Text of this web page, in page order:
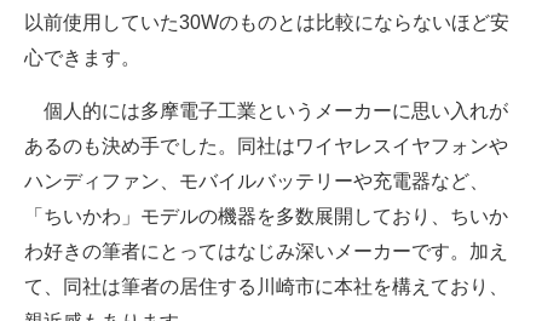
以前使用していた30Wのものとは比較にならないほど安
心できます。
個人的には多摩電子工業というメーカーに思い入れが
あるのも決め手でした。同社はワイヤレスイヤフォンや
ハンディファン、モバイルバッテリーや充電器など、
「ちいかわ」モデルの機器を多数展開しており、ちいか
わ好きの筆者にとってはなじみ深いメーカーです。加え
て、同社は筆者の居住する川崎市に本社を構えており、